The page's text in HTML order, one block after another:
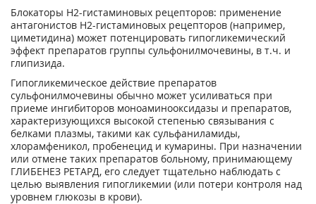
Блокаторы Н2-гистаминовых рецепторов: применение
антагонистов Н2-гистаминовых рецепторов (например,
циметидина) может потенцировать гипогликемический
эффект препаратов группы сульфонилмочевины, в т.ч. и
глипизида.
Гипогликемическое действие препаратов
сульфонилмочевины обычно может усиливаться при
приеме ингибиторов моноаминооксидазы и препаратов,
характеризующихся высокой степенью связывания с
белками плазмы, такими как сульфаниламиды,
хлорамфеникол, пробенецид и кумарины. При назначении
или отмене таких препаратов больному, принимающему
ГЛИБЕНЕЗ РЕТАРД, его следует тщательно наблюдать с
целью выявления гипогликемии (или потери контроля над
уровнем глюкозы в крови).